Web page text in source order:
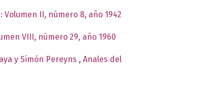
II, número 8, año 1942
VIII, número 29, año 1960
y Simón Pereyns , Anales del